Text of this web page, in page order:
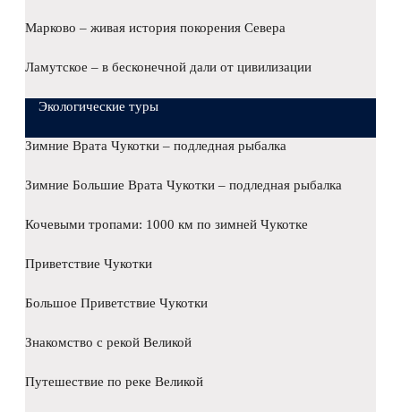
Марково – живая история покорения Севера
Ламутское – в бесконечной дали от цивилизации
Экологические туры
Зимние Врата Чукотки – подледная рыбалка
Зимние Большие Врата Чукотки – подледная рыбалка
Кочевыми тропами: 1000 км по зимней Чукотке
Приветствие Чукотки
Большое Приветствие Чукотки
Знакомство с рекой Великой
Путешествие по реке Великой